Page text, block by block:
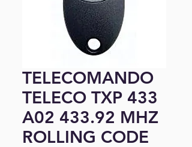
TELECOMANDO
TELECO TXP 433
A02 433.92 MHZ
ROLLING CODE